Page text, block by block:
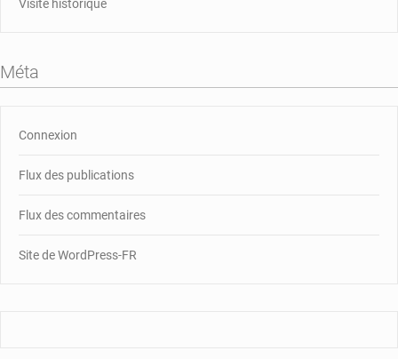
Visite historique
Méta
Connexion
Flux des publications
Flux des commentaires
Site de WordPress-FR